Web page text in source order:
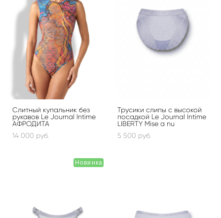
Слитный купальник без
рукавов Le Journal Intime
АФРОДИТА
14 000 pуб.
Трусики слипы с высокой
посадкой Le Journal Intime
LIBERTY Mise a nu
5 500 pуб.
Новинка